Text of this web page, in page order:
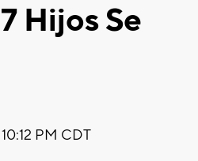
Hijos Se
PM CDT